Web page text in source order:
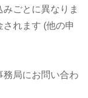
ごとに異なりま
れます (他の申
局にお問い合わ